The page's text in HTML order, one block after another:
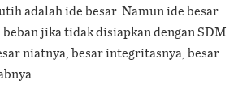
adalah ide besar. Namun ide besar
jika tidak disiapkan dengan SDM
niatnya, besar integritasnya, besar